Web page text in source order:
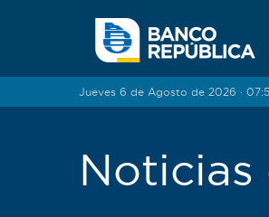
Jueves 6 de Agosto de 2026 ·
Noticias